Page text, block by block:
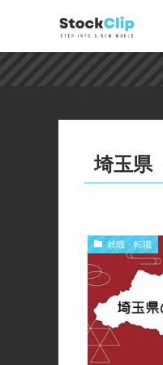
埼玉県
就職・転職